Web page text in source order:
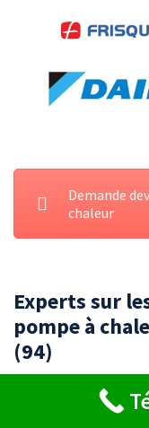
Demande
chaleur
Experts sur
pompe à
(94)
Vous